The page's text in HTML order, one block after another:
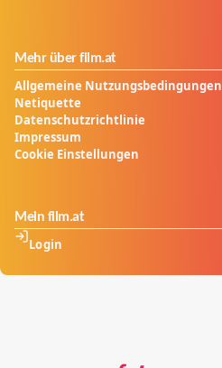
Mehr über film.at
Allgemeine Nutzungsbedingungen
Netiquette
Datenschutzrichtlinie
Impressum
Cookie Einstellungen
Mein film.at
Login